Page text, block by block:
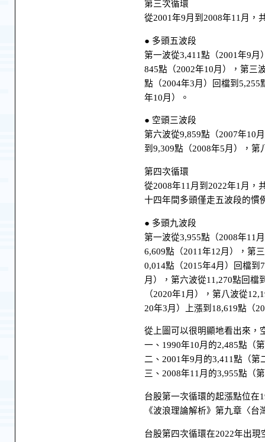
第三次循環
從2001年9月到2008年11月，
● 多頭五波段
第一波從3,411點（2001年9月
845點（2002年10月），第三
點（2004年3月）回檔到5,255
年10月）。
● 空頭三波段
第六波從9,859點（2007年10
到9,309點（2008年5月），第
第四次循環
從2008年11月到2022年1月，
十四年間多頭僅走五波段的慣
● 多頭九波段
第一波從3,955點（2008年11
6,609點（2011年12月），第
0,014點（2015年4月）回檔到
月），第六波從11,270點回檔
（2020年1月），第八波從
20年3月）上漲到18,619點（
從上圖可以很明顯地看出來，
一、1990年10月的2,485點（
二、2001年9月的3,411點（第
三、2008年11月的3,955點（
台股第一次循環的起漲點位在
《波浪理論解析》第九章〈台
台股第四次循環在2022年出